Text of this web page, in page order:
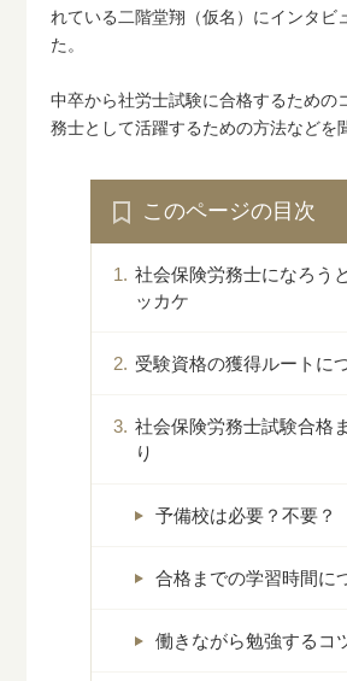
れている二階堂翔（仮名）にインタビ
た。
中卒から社労士試験に合格するための
務士として活躍するための方法などを
このページの目次
社会保険労務士になろう
ッカケ
受験資格の獲得ルートに
社会保険労務士試験合格
り
予備校は必要？不要？
合格までの学習時間に
働きながら勉強するコ